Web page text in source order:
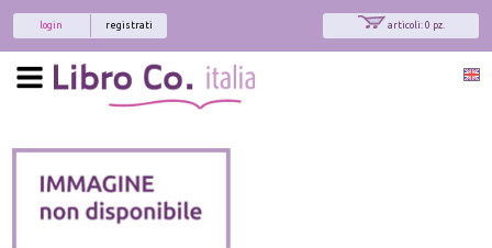
articoli: 0 pz.
registrati
login